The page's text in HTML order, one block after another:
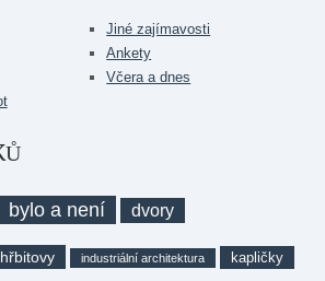
Jiné zajímavosti
Ankety
Včera a dnes
bylo a není dvory
hřbitovy industriální architektura kapličky